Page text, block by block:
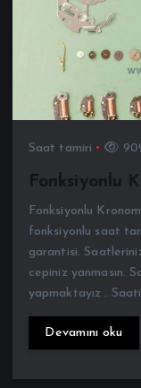
Saat tamiri
Fonksiyonlu
Fonksiyonlu
fonksiyonlu saat
garantisi.
cepiniz yanmasın.
yapmaktayız .
Devamını oku